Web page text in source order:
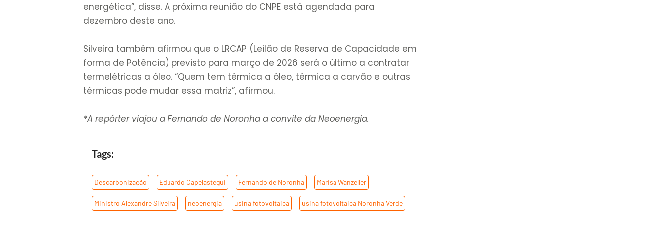
energética”, disse. A próxima reunião do CNPE está agendada para
dezembro deste ano.
Silveira também afirmou que o LRCAP (Leilão de Reserva de Capacidade em
forma de Potência) previsto para março de 2026 será o último a contratar
termelétricas a óleo. “Quem tem térmica a óleo, térmica a carvão e outras
térmicas pode mudar essa matriz”, afirmou.
*A repórter viajou a Fernando de Noronha a convite da Neoenergia.
Tags:
Descarbonização Eduardo Capelastegui Fernando de Noronha Marisa Wanzeller
Ministro Alexandre Silveira neoenergia usina fotovoltaica usina fotovoltaica Noronha Verde